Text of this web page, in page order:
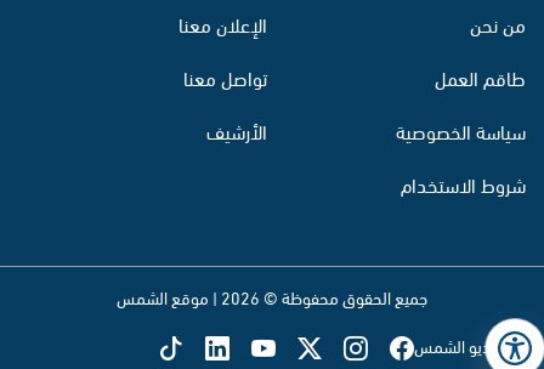
من نحن
طاقم العمل
سياسة الخصوصية
شروط الاستخدام
الإعلان معنا
تواصل معنا
الأرشيف
جميع الحقوق محفوظة © 2026 | موقع الشمس
تابع راديو الشمس